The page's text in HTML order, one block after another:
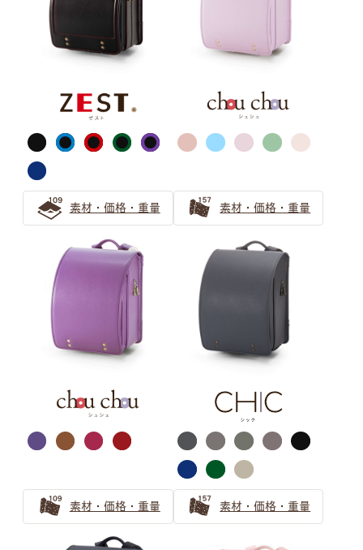
ピンク サックス（水色）
ブルー・ネイビー ブラック
萬勇鞄ランドセル
カラー選びガイド
素材・価格・重量 素材・価格・重量
素材・価格・重量 素材・価格・重量